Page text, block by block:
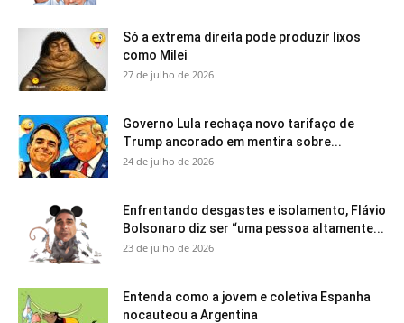
Só a extrema direita pode produzir lixos
como Milei
27 de julho de 2026
Governo Lula rechaça novo tarifaço de
Trump ancorado em mentira sobre...
24 de julho de 2026
Enfrentando desgastes e isolamento, Flávio
Bolsonaro diz ser “uma pessoa altamente...
23 de julho de 2026
Entenda como a jovem e coletiva Espanha
nocauteou a Argentina